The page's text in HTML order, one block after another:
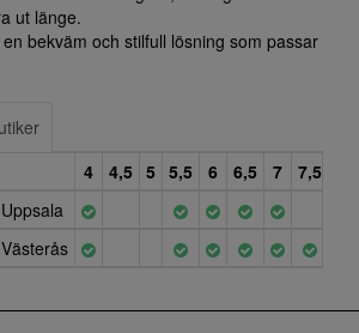
ut länge.
bekväm och stilfull lösning som passar
4 4,5 5 5,5 6 6,5 7 7,5